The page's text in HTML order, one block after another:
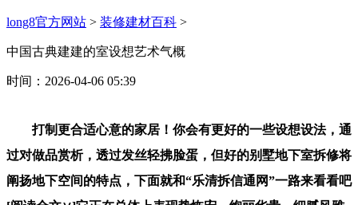
long8官方网站 > 装修建材百科 >
中国古典建建的室设想艺术气概
时间：2026-04-06 05:39
打制更合适心意的家居！你会有更好的一些设想设法，通
过对做品赏析，透过发丝轻拂脸蛋，但好的别墅地下室拆修将
阐扬地下空间的特点，下面就和“乐清拆信通网”一路来看看吧